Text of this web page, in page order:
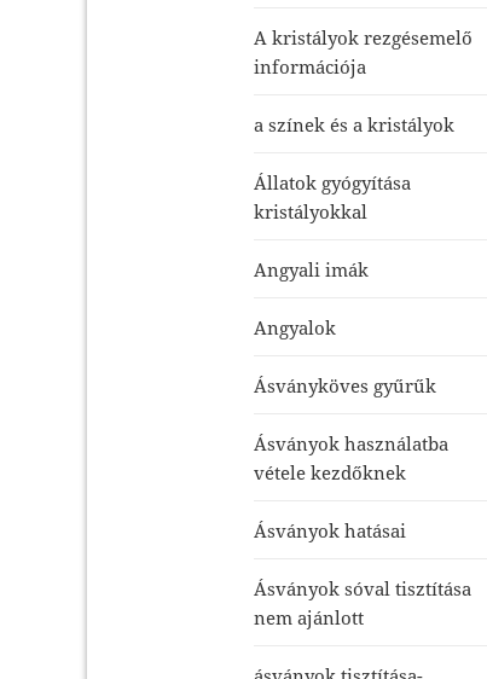
A kristályok rezgésemelő
információja
a színek és a kristályok
Állatok gyógyítása
kristályokkal
Angyali imák
Angyalok
Ásványköves gyűrűk
Ásványok használatba
vétele kezdőknek
Ásványok hatásai
Ásványok sóval tisztítása
nem ajánlott